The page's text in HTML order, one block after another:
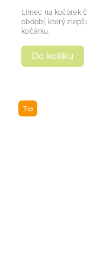
Do košíku
Límec na kočárek
období, který
kočárku.
Tip